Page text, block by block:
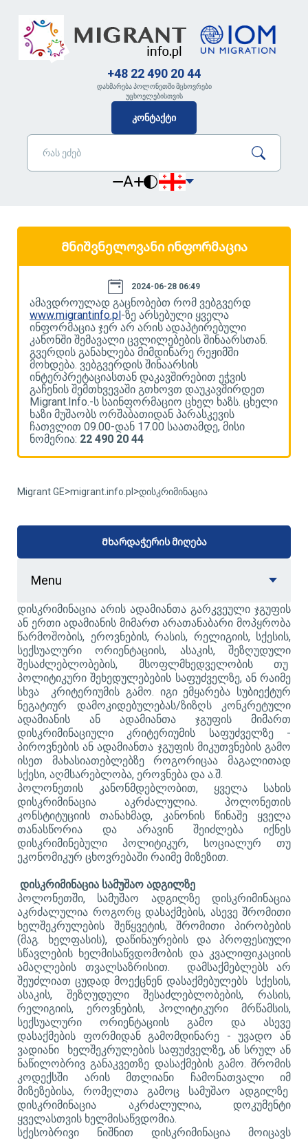
+48 22 490 20 44
დახმარება პოლონეთში მცხოვრები
უცხოელებისთვის
კონტაქტი
A
Მნიშვნელოვანი ინფორმაცია
2024-06-28 06:49
ამავდროულად გაცნობებთ რომ ვებგვერდ
www.migrantinfo.pl-ზე არსებული ყველა
ინფორმაცია ჯერ არ არის ადაპტირებული
კანონში შემავალი ცვლილებების შინაარსთან.
გვერდის განახლება მიმდინარე რეჟიმში
მოხდება. ვებგვერდის შინაარსის
ინტერპრეტაციასთან დაკავშირებით ეჭვის
გაჩენის შემთხვევაში გთხოვთ დაუკავშირდეთ
Migrant.Info.-ს საინფორმაციო ცხელ ხაზს. ცხელი
ხაზი მუშაობს ორშაბათიდან პარასკევის
ჩათვლით 09.00-დან 17.00 საათამდე, მისი
ნომერია: 22 490 20 44
Migrant GE>migrant.info.pl >დისკრიმინაცია
Მხარდაჭერის მიღება
Menu
დისკრიმინაცია არის ადამიანთა გარკვეული ჯგუფის
ან ერთი ადამიანის მიმართ არათანაბარი მოპყრობა
წარმოშობის, ეროვნების, რასის, რელიგიის, სქესის,
სექსუალური ორიენტაციის, ასაკის, შეზღუდული
შესაძლებლობების, მსოფლმხედველობის თუ
პოლიტიკური შეხედულებების საფუძველზე, ან რაიმე
სხვა კრიტერიუმის გამო. იგი ემყარება სუბიექტურ
ნეგატიურ დამოკიდებულებას/ზიზღს კონკრეტული
ადამიანის ან ადამიანთა ჯგუფის მიმართ
დისკრიმინაციული კრიტერიუმის საფუძველზე -
პიროვნების ან ადამიანთა ჯგუფის მიკუთვნების გამო
ისეთ მახასიათებლებზე როგორიცაა მაგალითად
სქესი, აღმსარებლობა, ეროვნება და ა.შ.
პოლონეთის კანონმდებლობით, ყველა სახის
დისკრიმინაცია აკრძალულია. პოლონეთის
კონსტიტუციის თანახმად, კანონის წინაშე ყველა
თანასწორია და არავინ შეიძლება იქნეს
დისკრიმინებული პოლიტიკურ, სოციალურ თუ
ეკონომიკურ ცხოვრებაში რაიმე მიზეზით.
დისკრიმინაცია სამუშაო ადგილზე
პოლონეთში, სამუშაო ადგილზე დისკრიმინაცია
აკრძალულია როგორც დასაქმების, ასევე შრომითი
ხელშეკრულების შეწყვეტის, შრომითი პირობების
(მაგ. ხელფასის), დაწინაურების და პროფესიული
სწავლების ხელმისაწვდომობის და კვალიფიკაციის
ამაღლების თვალსაზრისით. დამსაქმებლებს არ
შეუძლიათ ცუდად მოექცნენ დასაქმებულებს სქესის,
ასაკის, შეზღუდული შესაძლებლობების, რასის,
რელიგიის, ეროვნების, პოლიტიკური მრწამსის,
სექსუალური ორიენტაციის გამო და ასევე
დასაქმების ფორმიდან გამომდინარე - უვადო ან
ვადიანი ხელშეკრულების საფუძველზე, ან სრულ ან
ნაწილობრივ განაკვეთზე დასაქმების გამო. შრომის
კოდექსში არის მთლიანი ჩამონათვალი იმ
მიზეზებისა, რომელთა გამოც სამუშაო ადგილზე
დისკრიმინაცია აკრძალულია, დოკუმენტი
ყველასთვის ხელმისაწვდომია.
სქესობრივი ნიშნით დისკრიმინაცია მოიცავს